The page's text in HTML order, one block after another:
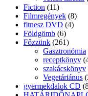
Fiction (11)
Filmregények (8)
fitnesz DVD (4)
Földgömb (6)
Főzzünk (261)
Gasztronómia
receptkönyv
szakácskönyv
Vegetáriánus
gyermekdalok CD